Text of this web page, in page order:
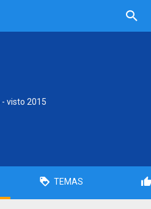
- visto 2015
TEMAS